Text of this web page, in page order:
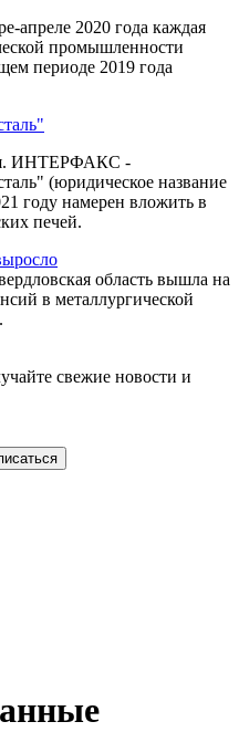
апреле 2020 года каждая
промышленности
периоде 2019 года
ИНТЕРФАКС -
(юридическое название
году намерен вложить в
печей.
область вышла на
в металлургической
свежие новости и